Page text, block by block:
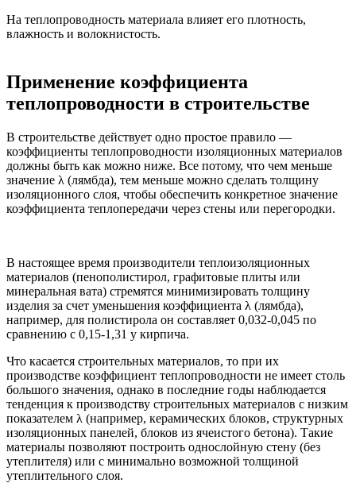
На теплопроводность материала влияет его плотность,
влажность и волокнистость.
Применение коэффициента
теплопроводности в строительстве
В строительстве действует одно простое правило —
коэффициенты теплопроводности изоляционных материалов
должны быть как можно ниже. Все потому, что чем меньше
значение λ (лямбда), тем меньше можно сделать толщину
изоляционного слоя, чтобы обеспечить конкретное значение
коэффициента теплопередачи через стены или перегородки.
В настоящее время производители теплоизоляционных
материалов (пенополистирол, графитовые плиты или
минеральная вата) стремятся минимизировать толщину
изделия за счет уменьшения коэффициента λ (лямбда),
например, для полистирола он составляет 0,032-0,045 по
сравнению с 0,15-1,31 у кирпича.
Что касается строительных материалов, то при их
производстве коэффициент теплопроводности не имеет столь
большого значения, однако в последние годы наблюдается
тенденция к производству строительных материалов с низким
показателем λ (например, керамических блоков, структурных
изоляционных панелей, блоков из ячеистого бетона). Такие
материалы позволяют построить однослойную стену (без
утеплителя) или с минимально возможной толщиной
утеплительного слоя.